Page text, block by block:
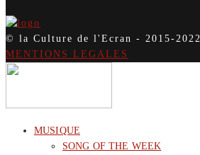
© la Culture de l'Ecran - 2015-2022
MENTIONS LEGALES
MUSIQUE
SONG OF THE WEEK